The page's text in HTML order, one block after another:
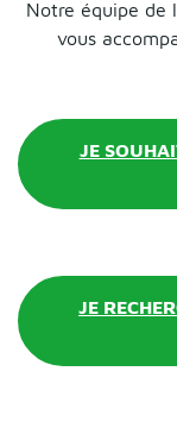
Notre équipe de
vous
JE
JE